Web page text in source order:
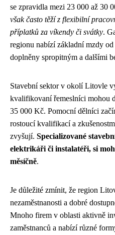
se zpravidla mezi 23 000 až 30
však často těží z flexibilní
příplatků za víkendy či svátky.
regionu nabízí základní mzdy
doplněny spropitným a dalšími
Stavební sektor v okolí Litovle
kvalifikovaní řemeslníci mohou
35 000 Kč. Pomocní dělníci
rostoucí kvalifikací a
zvyšují. Specializované
elektrikáři či instalatéři, si
měsíčně.
Je důležité zmínit, že region
nezaměstnanosti a dobré
Mnoho firem v oblasti aktivně
zaměstnanců a nabízí různé